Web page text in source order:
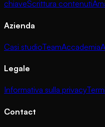
chiaveScrittura contenuti
Azienda
Casi studioTeamAccademia
Legale
Informativa sulla privacy
Contact